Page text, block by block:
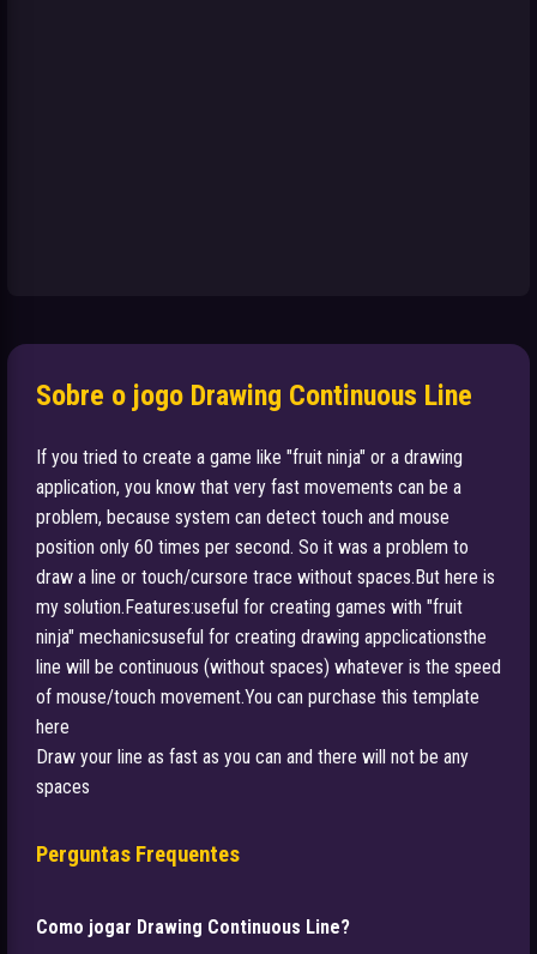
Sobre o jogo Drawing Continuous Line
If you tried to create a game like "fruit ninja" or a drawing
application, you know that very fast movements can be a
problem, because system can detect touch and mouse
position only 60 times per second. So it was a problem to
draw a line or touch/cursore trace without spaces.But here is
my solution.Features:useful for creating games with "fruit
ninja" mechanicsuseful for creating drawing appclicationsthe
line will be continuous (without spaces) whatever is the speed
of mouse/touch movement.You can purchase this template
here
Draw your line as fast as you can and there will not be any
spaces
Perguntas Frequentes
Como jogar Drawing Continuous Line?